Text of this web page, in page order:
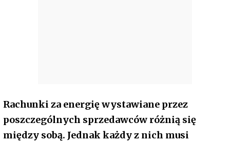
Rachunki za energię wystawiane przez
poszczególnych sprzedawców różnią się
między sobą. Jednak każdy z nich musi